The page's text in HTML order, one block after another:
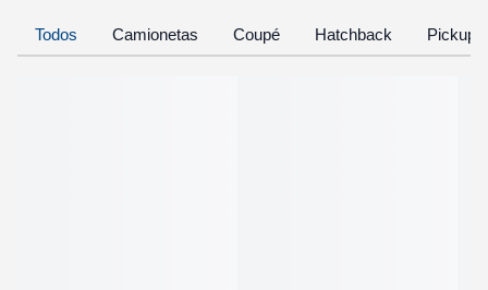
Todos Camionetas Coupé Hatchback Pickup